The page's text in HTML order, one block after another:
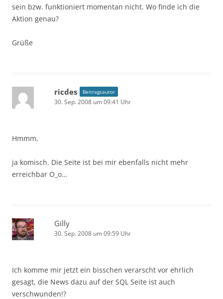
sein bzw. funktioniert momentan nicht. Wo finde ich die
Aktion genau?
Grüße
ricdes Beitragsautor
30. Sep. 2008 um 09:41 Uhr
Hmmm,
ja komisch. Die Seite ist bei mir ebenfalls nicht mehr
erreichbar O_o…
Gilly
30. Sep. 2008 um 09:59 Uhr
Ich komme mir jetzt ein bisschen verarscht vor ehrlich
gesagt, die News dazu auf der SQL Seite ist auch
verschwunden!?